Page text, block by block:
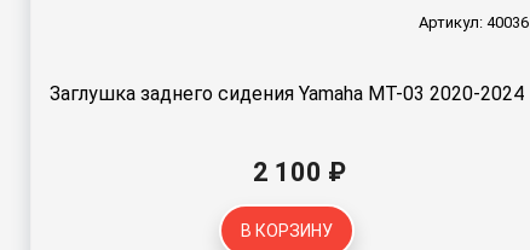
Артикул: 40036
Заглушка заднего сидения Yamaha MT-03 2020-2024
2 100 ₽
В КОРЗИНУ